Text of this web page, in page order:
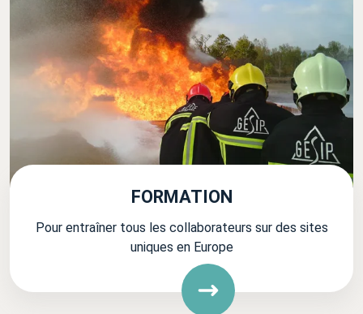
FORMATION
Pour entraîner tous les collaborateurs sur des sites
uniques en Europe